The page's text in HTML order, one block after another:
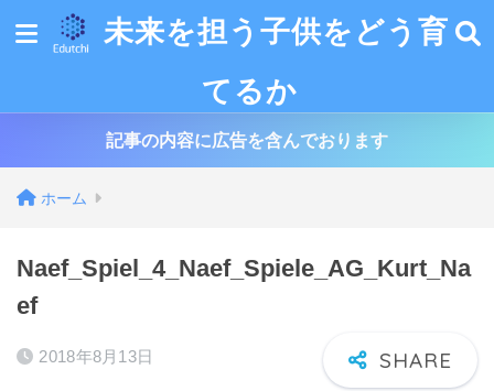
未来を担う子供をどう育
てるか
記事の内容に広告を含んでおります
ホーム
Naef_Spiel_4_Naef_Spiele_AG_Kurt_Na
ef
2018年8月13日